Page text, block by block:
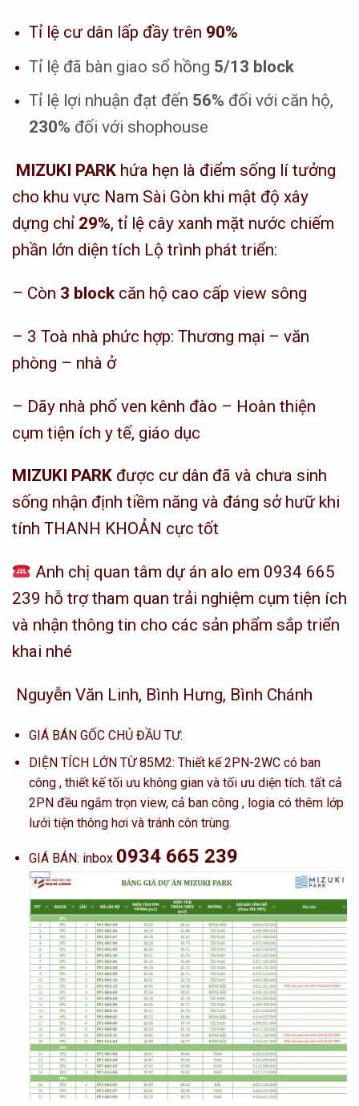
Tỉ lệ cư dân lấp đầy trên 90%
Tỉ lệ đã bàn giao sổ hồng 5/13 block
Tỉ lệ lợi nhuận đạt đến 56% đối với căn hộ,
230% đối với shophouse
MIZUKI PARK hứa hẹn là điểm sống lí tưởng
cho khu vực Nam Sài Gòn khi mật độ xây
dựng chỉ 29%, tỉ lệ cây xanh mặt nước chiếm
phần lớn diện tích Lộ trình phát triển:
– Còn 3 block căn hộ cao cấp view sông
– 3 Toà nhà phức hợp: Thương mại – văn
phòng – nhà ở
– Dãy nhà phố ven kênh đào – Hoàn thiện
cụm tiện ích y tế, giáo dục
MIZUKI PARK được cư dân đã và chưa sinh
sống nhận định tiềm năng và đáng sở hưữ khi
tính THANH KHOẢN cực tốt
Anh chị quan tâm dự án alo em 0934 665
239 hỗ trợ tham quan trải nghiệm cụm tiện ích
và nhận thông tin cho các sản phẩm sắp triển
khai nhé
Nguyễn Văn Linh, Bình Hưng, Bình Chánh
GIÁ BÁN GỐC CHỦ ĐẦU TƯ:
DIỆN TÍCH LỚN TỪ 85M2: Thiết kế 2PN-2WC có ban
công , thiết kế tối ưu không gian và tối ưu diện tích. tất cả
2PN đều ngắm trọn view, cả ban công , logia có thêm lớp
lưới tiện thông hơi và tránh côn trùng.
GIÁ BÁN: inbox 0934 665 239